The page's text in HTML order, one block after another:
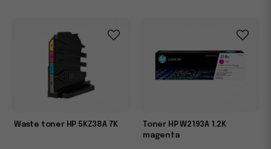
Waste toner HP 5KZ38A 7K
Toner HP W2193A 1,2K
magenta